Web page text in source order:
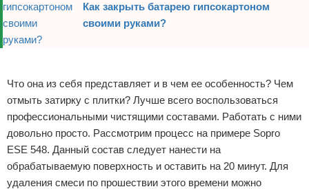
Как закрыть батарею гипсокартоном
своими руками?
Что она из себя представляет и в чем ее особенность? Чем
отмыть затирку с плитки? Лучше всего воспользоваться
профессиональными чистящими составами. Работать с ними
довольно просто. Рассмотрим процесс на примере Sopro
ESE 548. Данный состав следует нанести на
обрабатываемую поверхность и оставить на 20 минут. Для
удаления смеси по прошествии этого времени можно